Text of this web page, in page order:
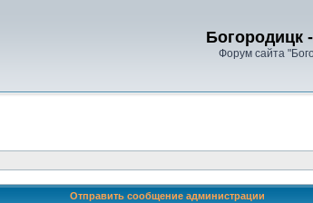
Богородицк
Форум сайта
Отправить сообщение администрации